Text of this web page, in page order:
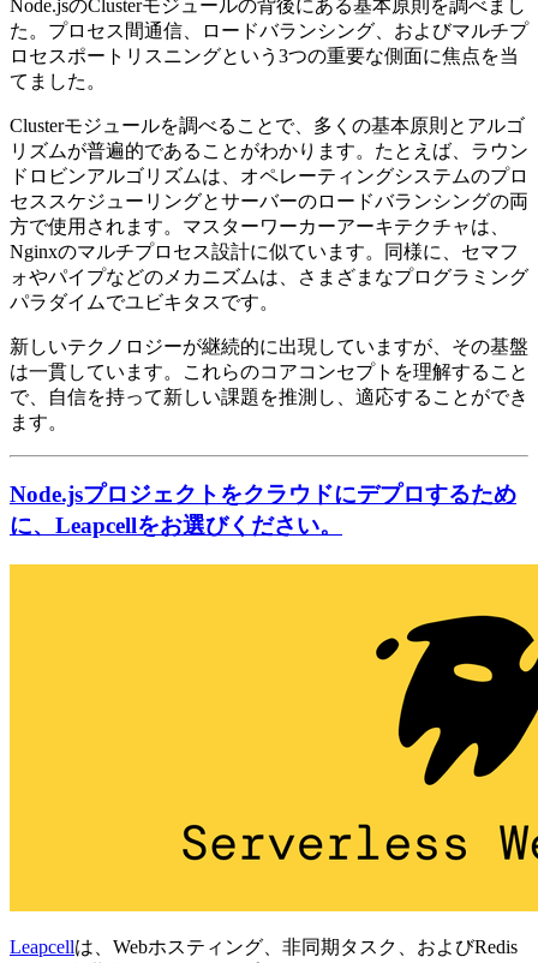
Node.jsのClusterモジュールの背後にある基本原則を調べまし
た。プロセス間通信、ロードバランシング、およびマルチプ
ロセスポートリスニングという3つの重要な側面に焦点を当
てました。
Clusterモジュールを調べることで、多くの基本原則とアルゴ
リズムが普遍的であることがわかります。たとえば、ラウン
ドロビンアルゴリズムは、オペレーティングシステムのプロ
セススケジューリングとサーバーのロードバランシングの両
方で使用されます。マスターワーカーアーキテクチャは、
Nginxのマルチプロセス設計に似ています。同様に、セマフ
ォやパイプなどのメカニズムは、さまざまなプログラミング
パラダイムでユビキタスです。
新しいテクノロジーが継続的に出現していますが、その基盤
は一貫しています。これらのコアコンセプトを理解すること
で、自信を持って新しい課題を推測し、適応することができ
ます。
Node.jsプロジェクトをクラウドにデプロするため
に、Leapcellをお選びください。
Leapcellは、Webホスティング、非同期タスク、およびRedis